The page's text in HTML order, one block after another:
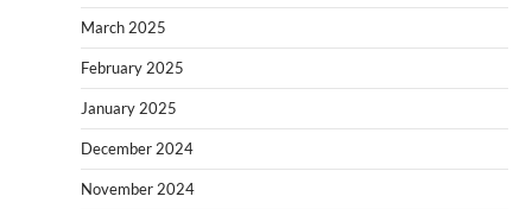
March 2025
February 2025
January 2025
December 2024
November 2024